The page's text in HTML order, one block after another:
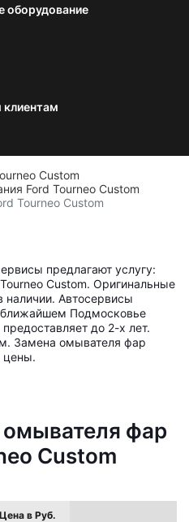
оборудование
клиентам
Custom
Ford Tourneo Custom
Tourneo Custom
предлагают услугу:
Custom. Оригинальные
наличии. Автосервисы
ближайшем Подмосковье
до 2-х лет.
Замена омывателя фар
цены.
фар
Custom
Цена в Руб.